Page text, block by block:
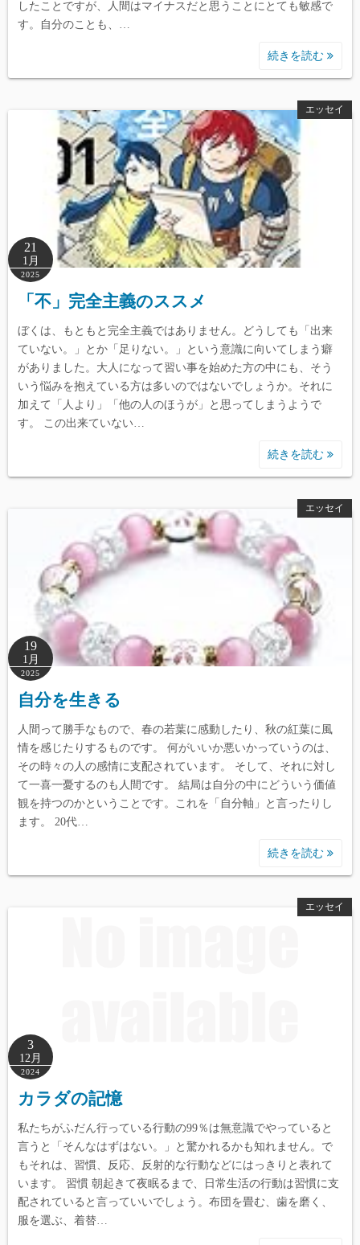
したことですが、人間はマイナスだと思うことにとても敏感で
す。自分のことも、…
続きを読む
エッセイ
21
1月
2025
「不」完全主義のススメ
ぼくは、もともと完全主義ではありません。どうしても「出来
ていない。」とか「足りない。」という意識に向いてしまう癖
がありました。大人になって習い事を始めた方の中にも、そう
いう悩みを抱えている方は多いのではないでしょうか。それに
加えて「人より」「他の人のほうが」と思ってしまうようで
す。 この出来ていない…
続きを読む
エッセイ
19
1月
2025
自分を生きる
人間って勝手なもので、春の若葉に感動したり、秋の紅葉に風
情を感じたりするものです。 何がいいか悪いかっていうのは、
その時々の人の感情に支配されています。 そして、それに対し
て一喜一憂するのも人間です。 結局は自分の中にどういう価値
観を持つのかということです。これを「自分軸」と言ったりし
ます。 20代…
続きを読む
エッセイ
3
12月
2024
カラダの記憶
私たちがふだん行っている行動の99％は無意識でやっていると
言うと「そんなはずはない。」と驚かれるかも知れません。で
もそれは、習慣、反応、反射的な行動などにはっきりと表れて
います。 習慣 朝起きて夜眠るまで、日常生活の行動は習慣に支
配されていると言っていいでしょう。布団を畳む、歯を磨く、
服を選ぶ、着替…